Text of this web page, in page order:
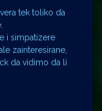
tek toliko da
i simpatizere
zainteresirane,
da vidimo da li